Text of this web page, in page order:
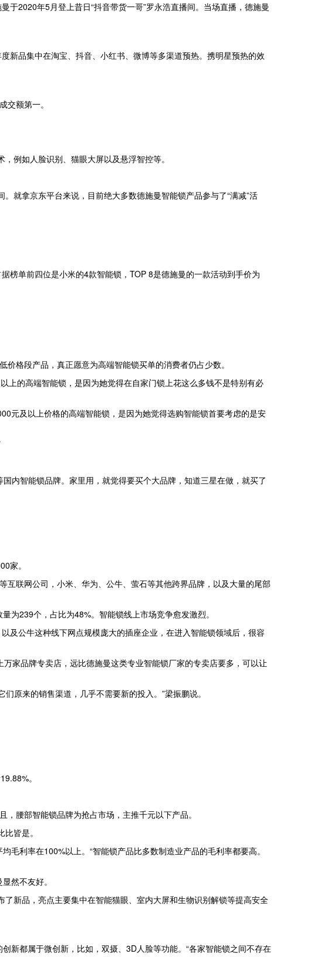
2020年5月登上昔日“抖音带货一哥”罗永浩直播间。当场直播，德施曼
新品集中在淘宝、抖音、小红书、微博等多渠道预热。携明星预热的效
额第一。
例如人脸识别、猫眼大屏以及悬浮智控等。
就拿京东平台来说，目前绝大多数德施曼智能锁产品参与了“满减”活
榜单前四位是小米的4款智能锁，TOP 8是德施曼的一款活动到手价为
格段产品，真正愿意为高端智能锁买单的消费者仍占少数。
上的高端智能锁，是因为她觉得在自家门锁上花这么多钱不是特别有必
元及以上价格的高端智能锁，是因为她觉得选购智能锁首要考虑的是安
内智能锁品牌。家里用，就觉得要买个大品牌，知道三星在做，就买了
家。
联网公司，小米、华为、公牛、萤石等其他跨界品牌，以及大量的尾部
为239个，占比为48%。智能锁线上市场竞争愈发激烈。
及公牛这种线下网点规模庞大的插座企业，在进入智能锁领域后，很容
家品牌专卖店，远比德施曼这类专业智能锁厂家的专卖店要多，可以让
原来的销售渠道，几乎不需要新的投入。”梁振鹏说。
。
腰部智能锁品牌为抢占市场，主推千元以下产品。
皆是。
利率在100%以上。“智能锁产品比多数制造业产品的毛利率都要高。
然不友好。
新品，亮点主要集中在智能猫眼、室内大屏和生物识别解锁等提高安全
新都属于微创新，比如，双摄、3D人脸等功能。“各家智能锁之间不存在